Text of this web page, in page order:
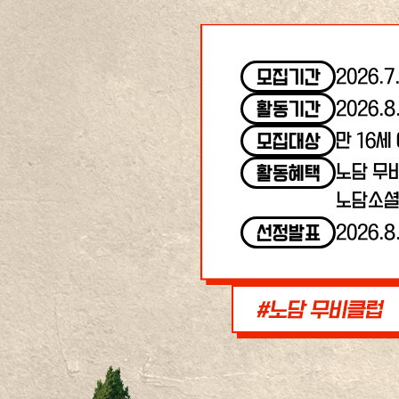
모집기간
활동기간
모집대상
만 16세
활동혜택
노담 무
노담소
선정발표